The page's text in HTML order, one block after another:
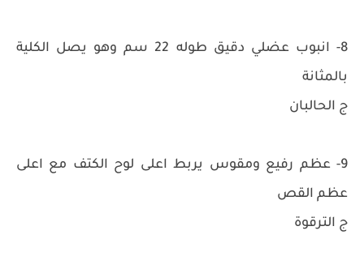
8- انبوب عضلي دقيق طوله 22 سم وهو يصل الكلية
بالمثانة
ج الحالبان
9- عظم رفيع ومقوس يربط اعلى لوح الكتف مع اعلى
عظم القص
ج الترقوة